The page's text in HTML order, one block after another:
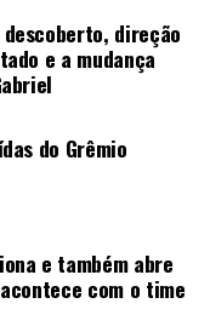
direção
e a mudança
do Grêmio
e também abre
com o time